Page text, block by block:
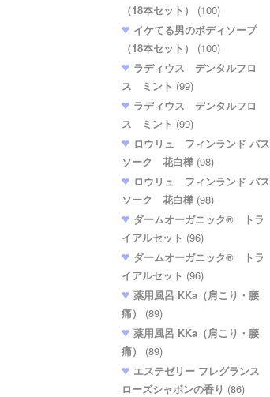
（18本セット）
(100)
イケてる男のボディソープ
（18本セット）
(100)
ラディウス デンタルフロ
ス ミント (99)
ラディウス デンタルフロ
ス ミント (99)
ロウリュ フィンランド バス
ソーク 花白樺 (98)
ロウリュ フィンランド バス
ソーク 花白樺 (98)
ダームオーガニック® トラ
イアルセット (96)
ダームオーガニック® トラ
イアルセット (96)
薬用風呂 KKa（肩こり・腰
痛）
(89)
薬用風呂 KKa（肩こり・腰
痛）
(89)
エステゼリー フレグランス
ローズシャボンの香り (86)